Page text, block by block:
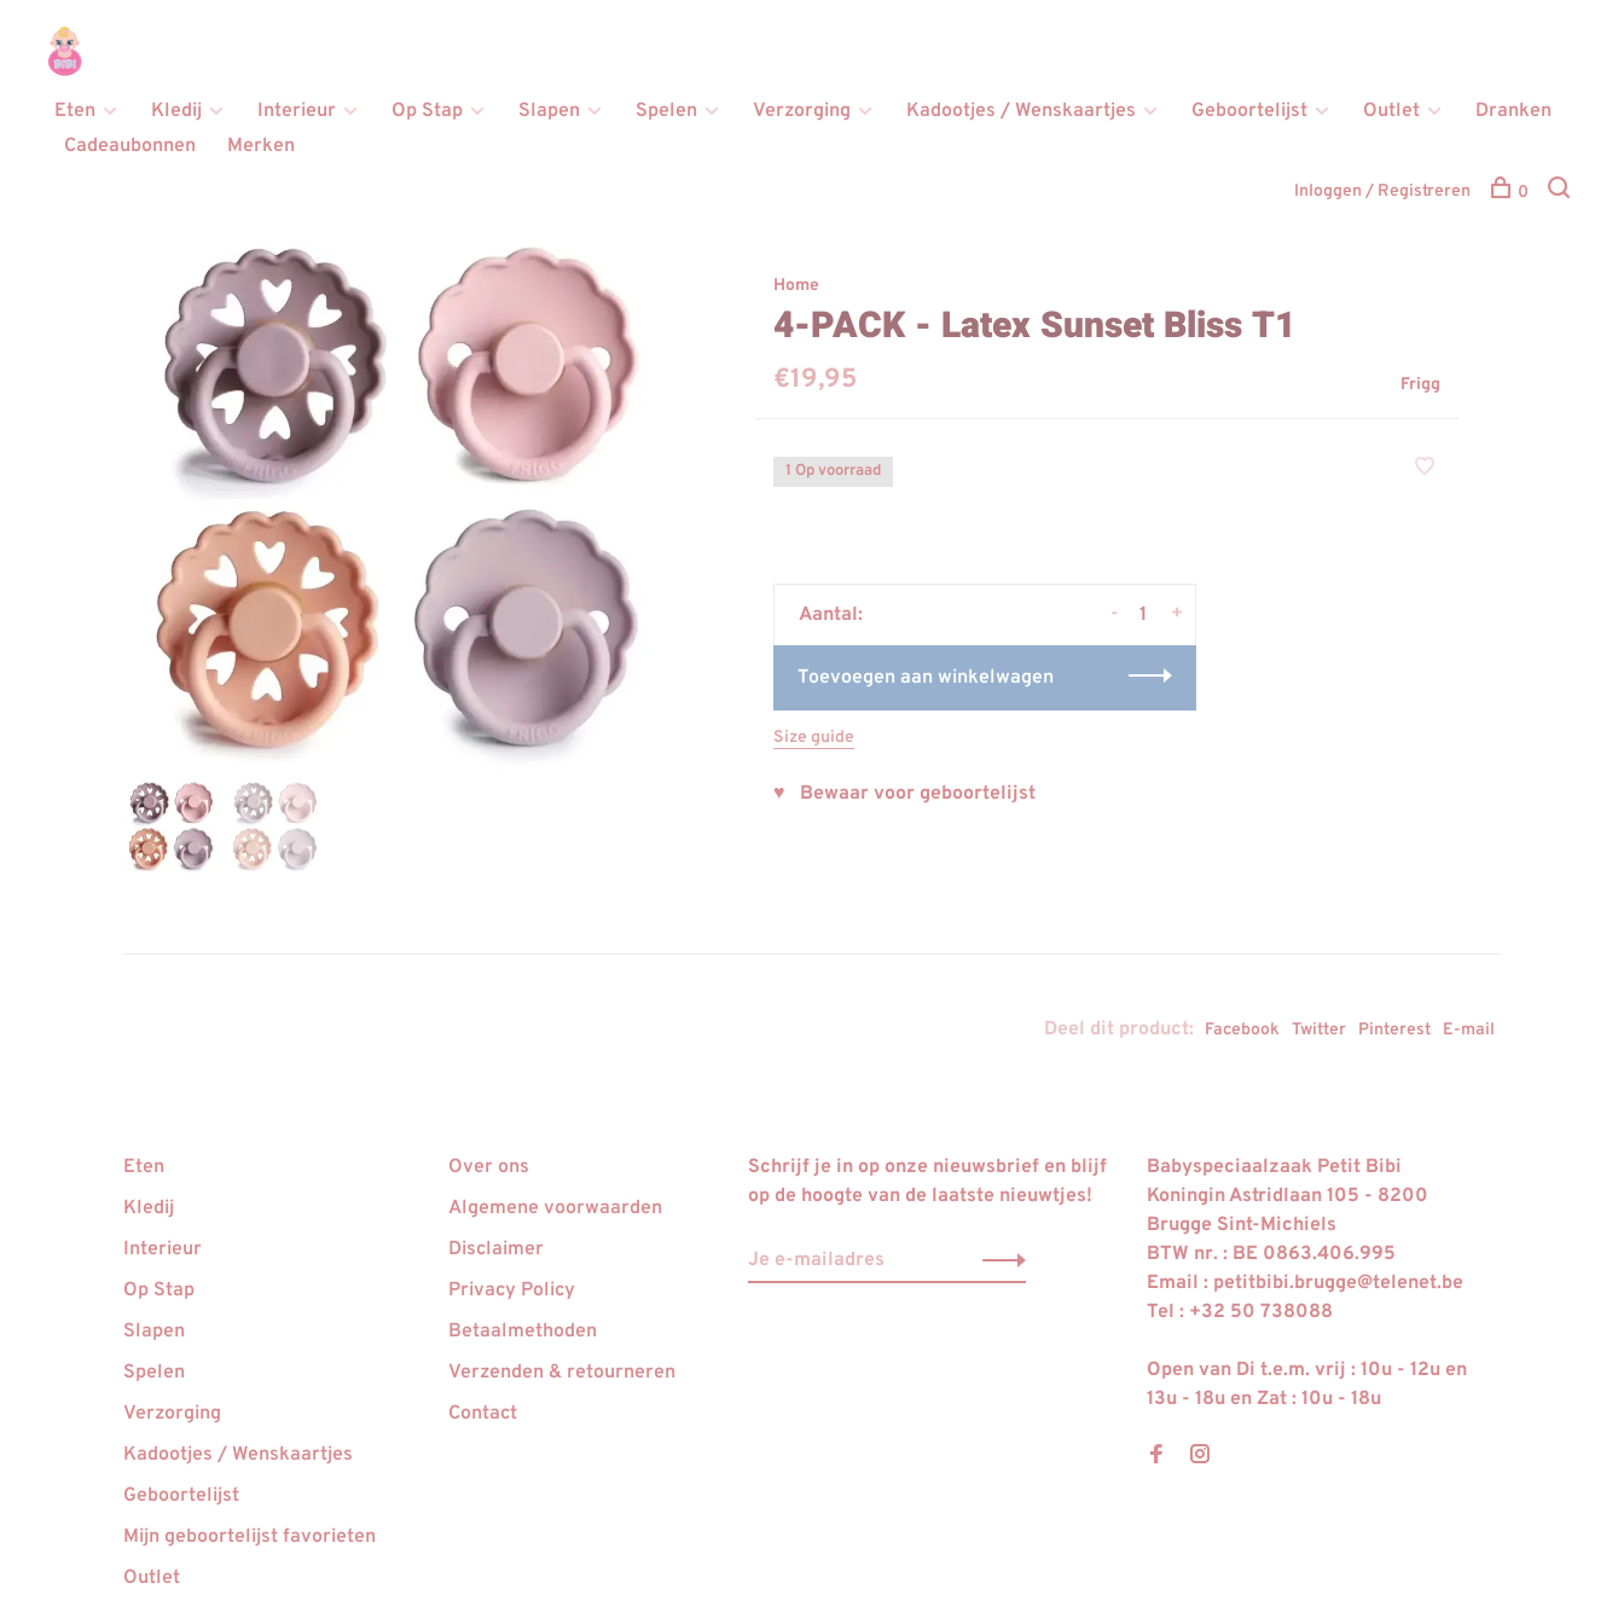
Eten Kledij Interieur Op Stap Slapen Spelen Verzorging Kadootjes / Wenskaartjes Geboortelijst Outlet
Dranken
Cadeaubonnen
Merken
Inloggen / Registreren 0
Home
4-PACK - Latex Sunset Bliss T1
€19,95 Frigg
1 Op voorraad
Aantal: +
-
Toevoegen aan winkelwagen
Size guide
♥ Bewaar voor geboortelijst
Deel dit product: Facebook Twitter Pinterest E-mail
Eten
Kledij
Interieur
Op Stap
Slapen
Spelen
Verzorging
Kadootjes / Wenskaartjes
Geboortelijst
Mijn geboortelijst favorieten
Outlet
Over ons
Algemene voorwaarden
Disclaimer
Privacy Policy
Betaalmethoden
Verzenden & retourneren
Contact
Schrijf je in op onze nieuwsbrief en blijf
op de hoogte van de laatste nieuwtjes!
Babyspeciaalzaak Petit Bibi
Koningin Astridlaan 105 - 8200
Brugge Sint-Michiels
BTW nr. : BE 0863.406.995
Email : petitbibi.brugge@telenet.be
Tel : +32 50 738088
Open van Di t.e.m. vrij : 10u - 12u en
13u - 18u en Zat : 10u - 18u